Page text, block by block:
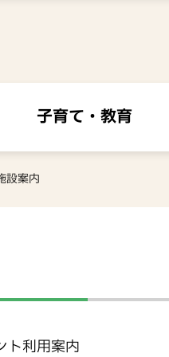
子育て・教育
設案内
ト利用案内